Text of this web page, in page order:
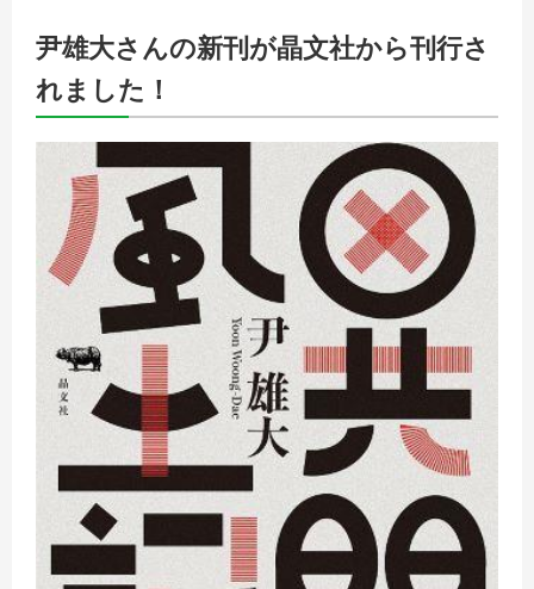
尹雄大さんの新刊が晶文社から刊行さ
れました！